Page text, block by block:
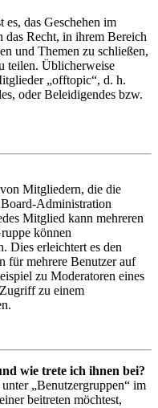
das Geschehen im
das Recht, in ihrem Bereich
und Themen zu schließen,
teilen. Üblicherweise
„offtopic“, d. h.
oder Beleidigendes bzw.
Mitgliedern, die die
Administration
Mitglied kann mehreren
können
Dies erleichtert es den
für mehrere Benutzer auf
zu Moderatoren eines
zu einem
wie trete ich ihnen bei?
„Benutzergruppen“ im
beitreten möchtest,